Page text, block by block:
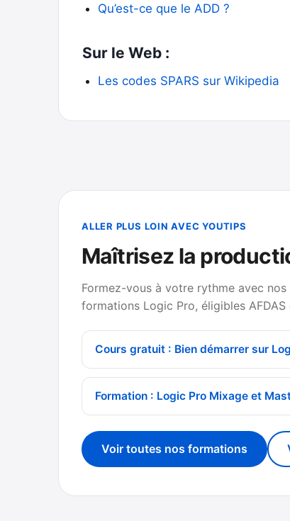
Qu’est-ce que le ADD ?
Sur le Web :
Les codes SPARS sur Wikipedia
ALLER PLUS LOIN AVEC YOUTIPS
Maîtrisez la
Formez-vous à votre rythme avec
formations Logic Pro, éligibles
Cours gratuit : Bien démarrer sur
Formation : Logic Pro Mixage et
Voir toutes nos formations